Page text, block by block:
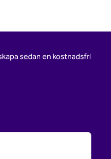
sedan en kostnadsfri